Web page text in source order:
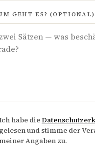
GEHT ES? (OPTIONAL)
habe die
gelesen und stimme der
meiner Angaben zu.